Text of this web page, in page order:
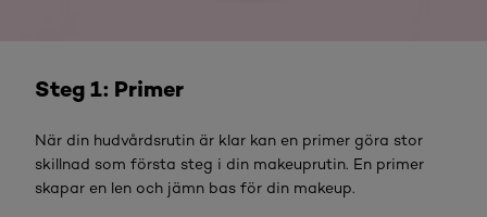
Steg 1: Primer
När din hudvårdsrutin är klar kan en primer göra stor
skillnad som första steg i din makeuprutin. En primer
skapar en len och jämn bas för din makeup.